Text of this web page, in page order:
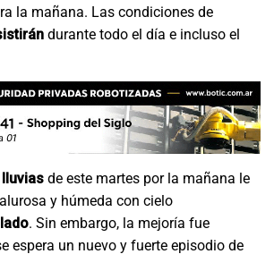
la mañana. Las condiciones de
durante todo el día e incluso el
de este martes por la mañana le
y húmeda con cielo
. Sin embargo, la mejoría fue
espera un nuevo y fuerte episodio de